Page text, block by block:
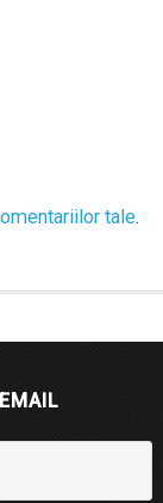
tale.